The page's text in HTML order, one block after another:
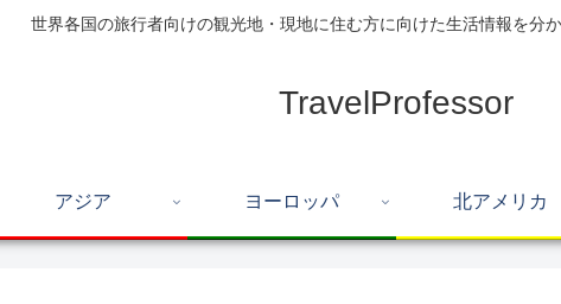
世界各国の旅行者向けの観光地・現地に住む方に向けた生活情報を分
TravelProfessor
アジア ヨーロッパ 北アメリカ